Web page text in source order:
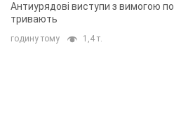
Антиурядові виступи з вимогою
тривають
годину тому 1,4 т.